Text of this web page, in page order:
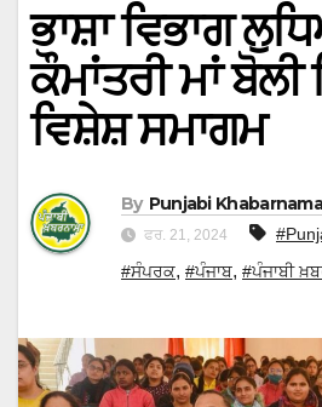
ਭਾਸ਼ਾ ਵਿਭਾਗ
ਕੌਮਾਂਤਰੀ ਮਾਂ ਬੋਲੀ
ਵਿਸ਼ੇਸ਼ ਸਮਾਗਮ
By Punjabi
ਫਰ. 21, 2024
#ਸੰਪਰਕ, #ਪੰਜਾਬ, #ਪੰਜਾਬੀ